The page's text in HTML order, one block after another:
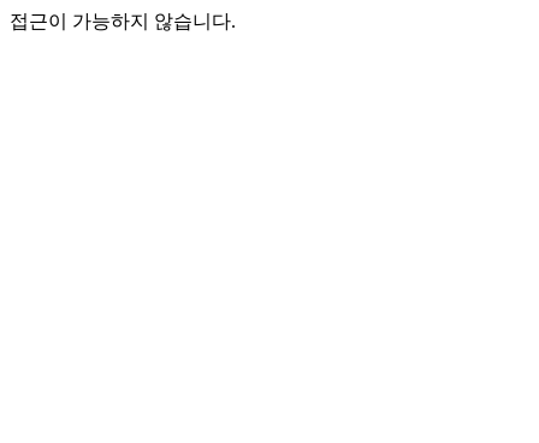
접근이 가능하지 않습니다.